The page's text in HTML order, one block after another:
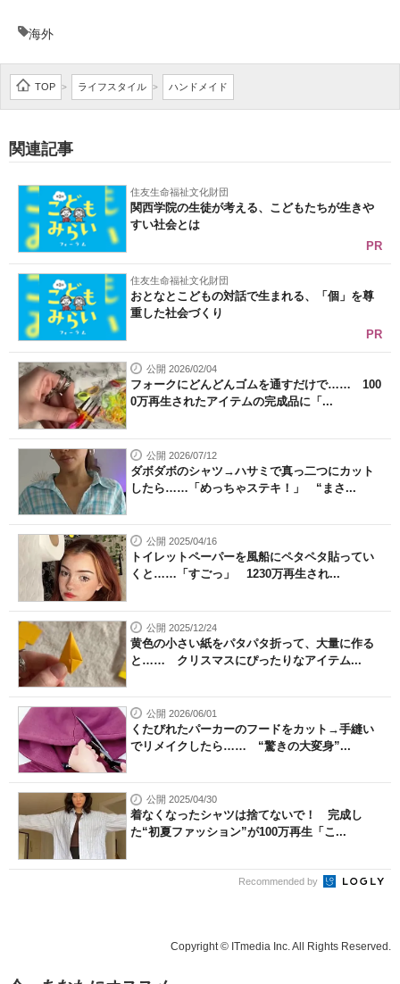
海外
TOP > ライフスタイル > ハンドメイド
関連記事
住友生命福祉文化財団
関西学院の生徒が考える、こどもたちが生きや
すい社会とは
PR
住友生命福祉文化財団
おとなとこどもの対話で生まれる、「個」を尊
重した社会づくり
PR
公開 2026/02/04
フォークにどんどんゴムを通すだけで…… 100
0万再生されたアイテムの完成品に「...
公開 2026/07/12
ダボダボのシャツ→ハサミで真っ二つにカット
したら……「めっちゃステキ！」 “まさ...
公開 2025/04/16
トイレットペーパーを風船にペタペタ貼ってい
くと……「すごっ」 1230万再生され...
公開 2025/12/24
黄色の小さい紙をパタパタ折って、大量に作る
と…… クリスマスにぴったりなアイテム...
公開 2026/06/01
くたびれたパーカーのフードをカット→手縫い
でリメイクしたら…… “驚きの大変身”...
公開 2025/04/30
着なくなったシャツは捨てないで！ 完成し
た“初夏ファッション”が100万再生「こ...
Recommended by
Copyright © ITmedia Inc. All Rights Reserved.